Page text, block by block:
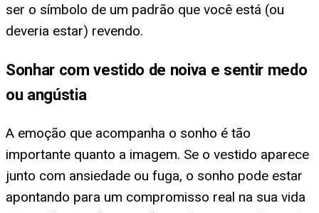
ser o símbolo de um padrão que você está (ou
deveria estar) revendo.
Sonhar com vestido de noiva e sentir medo
ou angústia
A emoção que acompanha o sonho é tão
importante quanto a imagem. Se o vestido aparece
junto com ansiedade ou fuga, o sonho pode estar
apontando para um compromisso real na sua vida